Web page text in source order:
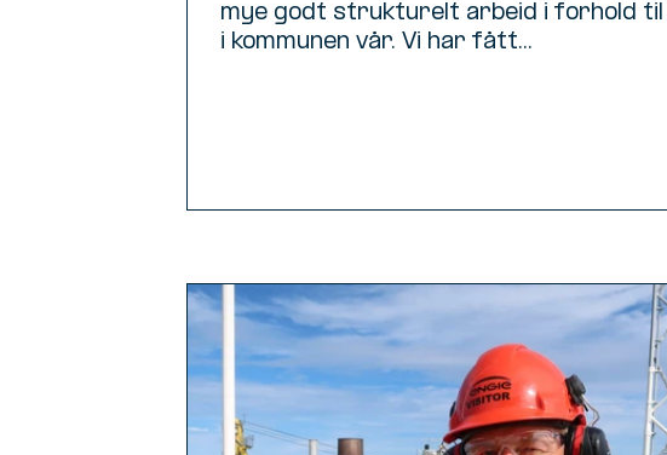
mye godt strukturelt arbeid i forhold til
i kommunen vår. Vi har fått...